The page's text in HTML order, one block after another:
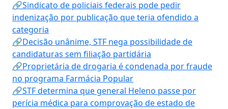
🔗Sindicato de policiais federais pode pedir
indenização por publicação que teria ofendido a
categoria
🔗Decisão unânime, STF nega possibilidade de
candidaturas sem filiação partidária
🔗Proprietária de drogaria é condenada por fraude
no programa Farmácia Popular
🔗STF determina que general Heleno passe por
perícia médica para comprovação de estado de